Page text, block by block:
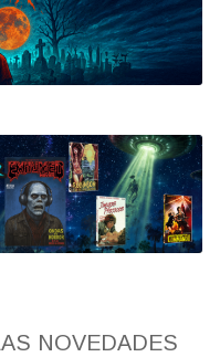
NOVEDADES